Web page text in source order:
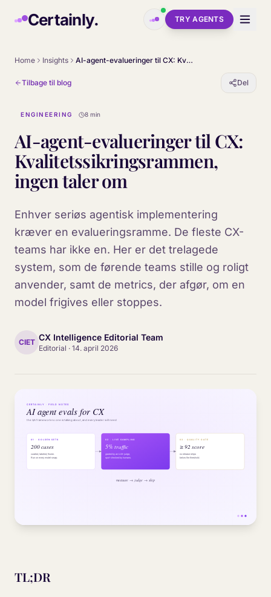
Certainly. TRY AGENTS
Home Insights AI-agent-evalueringer til CX: Kvalitetssikringsrammen, ingen taler om
Tilbage til blog Del
ENGINEERING 8 min
AI-agent-evalueringer til CX:
Kvalitetssikringsrammen,
ingen taler om
Enhver seriøs agentisk implementering
kræver en evalueringsramme. De fleste CX-
teams har ikke en. Her er det trelagede
system, som de førende teams stille og roligt
anvender, samt de metrics, der afgør, om en
model frigives eller stoppes.
CIET CX Intelligence Editorial Team
Editorial · 14. april 2026
TL;DR